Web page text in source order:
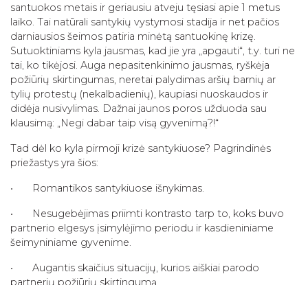
santuokos metais ir geriausiu atveju tęsiasi apie 1 metus
laiko. Tai natūrali santykių vystymosi stadija ir net pačios
darniausios šeimos patiria minėtą santuokinę krizę.
Sutuoktiniams kyla jausmas, kad jie yra „apgauti“, t.y. turi ne
tai, ko tikėjosi. Auga nepasitenkinimo jausmas, ryškėja
požiūrių skirtingumas, neretai palydimas aršių barnių ar
tylių protestų (nekalbadienių), kaupiasi nuoskaudos ir
didėja nusivylimas. Dažnai jaunos poros užduoda sau
klausimą: „Negi dabar taip visą gyvenimą?!“
Tad dėl ko kyla pirmoji krizė santykiuose? Pagrindinės
priežastys yra šios:
• Romantikos santykiuose išnykimas.
• Nesugebėjimas priimti kontrasto tarp to, koks buvo
partnerio elgesys įsimylėjimo periodu ir kasdieniniame
šeimyniniame gyvenime.
• Augantis skaičius situacijų, kurios aiškiai parodo
partnerių požiūrių skirtingumą.